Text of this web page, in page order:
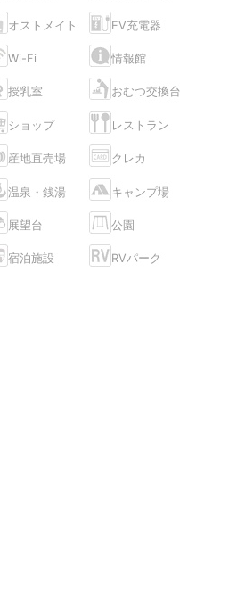
オストメイト EV充電器
Wi-Fi 情報館
授乳室 おむつ交換台
ショップ レストラン
産地直売場 クレカ
温泉・銭湯 キャンプ場
展望台 公園
宿泊施設 RVパーク